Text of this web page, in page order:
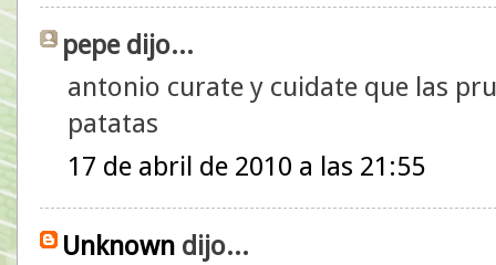
pepe dijo...
antonio curate y cuidate que las
patatas
17 de abril de 2010 a las 21:55
Unknown dijo...